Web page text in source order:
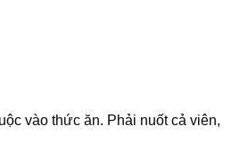
vào thức ăn. Phải nuốt cả viên,